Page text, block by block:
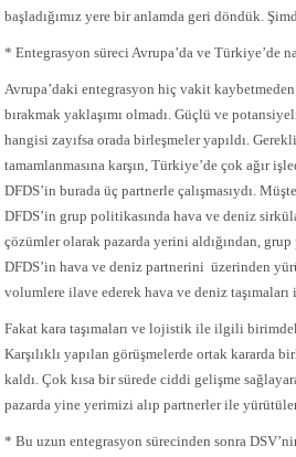
başladığımız yere bir anlamda geri döndük.
* Entegrasyon süreci Avrupa’da ve Türkiye’de
Avrupa’daki entegrasyon hiç vakit kaybetmeden
bırakmak yaklaşımı olmadı. Güçlü ve
hangisi zayıfsa orada birleşmeler yapıldı.
tamamlanmasına karşın, Türkiye’de çok ağır
DFDS’in burada üç partnerle çalışmasıydı.
DFDS’in grup politikasında hava ve deniz
çözümler olarak pazarda yerini aldığından,
DFDS’in hava ve deniz partnerini üzerinden
volumlere ilave ederek hava ve deniz
Fakat kara taşımaları ve lojistik ile ilgili
Karşılıklı yapılan görüşmelerde ortak kararda
kaldı. Çok kısa bir sürede ciddi gelişme
pazarda yine yerimizi alıp partnerler ile
* Bu uzun entegrasyon sürecinden sonra